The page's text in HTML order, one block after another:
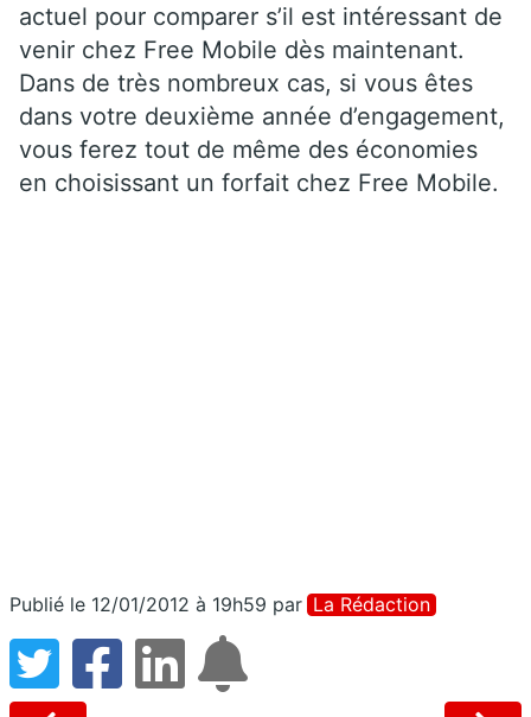
actuel pour comparer s’il est intéressant de
venir chez Free Mobile dès maintenant.
Dans de très nombreux cas, si vous êtes
dans votre deuxième année d’engagement,
vous ferez tout de même des économies
en choisissant un forfait chez Free Mobile.
Publié le 12/01/2012 à 19h59 par La Rédaction